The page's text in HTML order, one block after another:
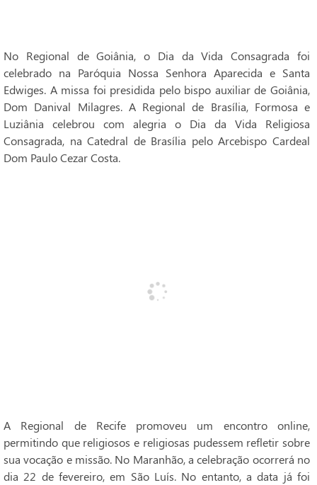
No Regional de Goiânia, o Dia da Vida Consagrada foi
celebrado na Paróquia Nossa Senhora Aparecida e Santa
Edwiges. A missa foi presidida pelo bispo auxiliar de Goiânia,
Dom Danival Milagres. A Regional de Brasília, Formosa e
Luziânia celebrou com alegria o Dia da Vida Religiosa
Consagrada, na Catedral de Brasília pelo Arcebispo Cardeal
Dom Paulo Cezar Costa.
A Regional de Recife promoveu um encontro online,
permitindo que religiosos e religiosas pudessem refletir sobre
sua vocação e missão. No Maranhão, a celebração ocorrerá no
dia 22 de fevereiro, em São Luís. No entanto, a data já foi